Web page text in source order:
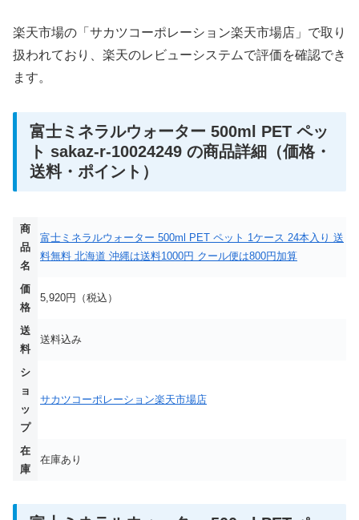
楽天市場の「サカツコーポレーション楽天市場店」で取り
扱われており、楽天のレビューシステムで評価を確認でき
ます。
富士ミネラルウォーター 500ml PET ペッ
ト sakaz-r-10024249 の商品詳細（価格・
送料・ポイント）
商
品
名
富士ミネラルウォーター 500ml PET ペット 1ケース 24本入り 送
料無料 北海道 沖縄は送料1000円 クール便は800円加算
価
格
5,920円（税込）
送
料
送料込み
シ
ョ
ッ
プ
サカツコーポレーション楽天市場店
在
庫
在庫あり